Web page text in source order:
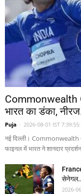
Commonwealth
भारत का डंका,
Puja - 2026-08-01 IST
नई दिल्ली। Commonwealth
फाइनल में भारत ने शानदार
2026-